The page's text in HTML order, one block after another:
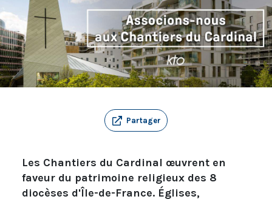
Partager
Les Chantiers du Cardinal œuvrent en
faveur du patrimoine religieux des 8
diocèses d'Île-de-France. Églises,